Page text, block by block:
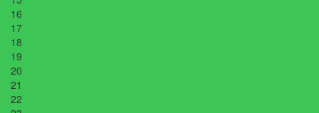
16
17
18
19
20
21
22